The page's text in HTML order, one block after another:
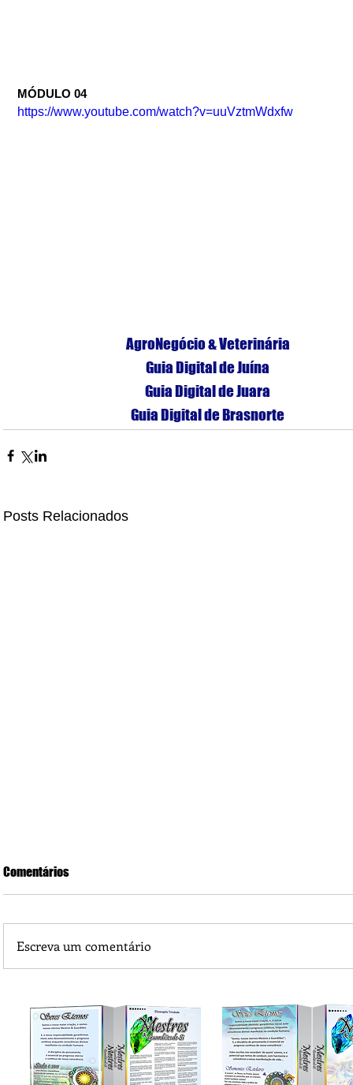
MÓDULO 04
https://www.youtube.com/watch?v=uuVztmWdxfw
AgroNegócio & Veterinária
Guia Digital de Juína
Guia Digital de Juara
Guia Digital de Brasnorte
Posts Relacionados
Comentários
Escreva um comentário